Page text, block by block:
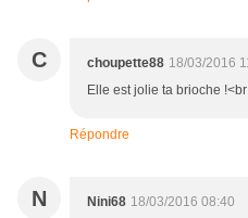
C choupette88 18/03/2016
Elle est jolie ta brioche
Répondre
N Nini68 18/03/2016 08:40